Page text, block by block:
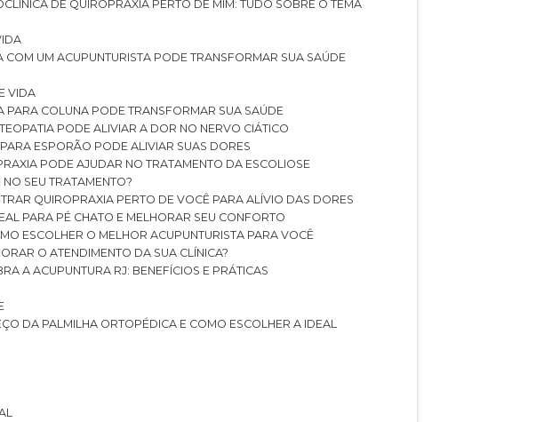
CLÍNICA DE QUIROPRAXIA PERTO DE MIM: TUDO SOBRE O TEMA
COM UM ACUPUNTURISTA PODE TRANSFORMAR SUA SAÚDE
VIDA
PARA COLUNA PODE TRANSFORMAR SUA SAÚDE
PODE ALIVIAR A DOR NO NERVO CIÁTICO
PARA ESPORÃO PODE ALIVIAR SUAS DORES
PODE AJUDAR NO TRATAMENTO DA ESCOLIOSE
NO SEU TRATAMENTO?
QUIROPRAXIA PERTO DE VOCÊ PARA ALÍVIO DAS DORES
PARA PÉ CHATO E MELHORAR SEU CONFORTO
ESCOLHER O MELHOR ACUPUNTURISTA PARA VOCÊ
O ATENDIMENTO DA SUA CLÍNICA?
A ACUPUNTURA RJ: BENEFÍCIOS E PRÁTICAS
DA PALMILHA ORTOPÉDICA E COMO ESCOLHER A IDEAL